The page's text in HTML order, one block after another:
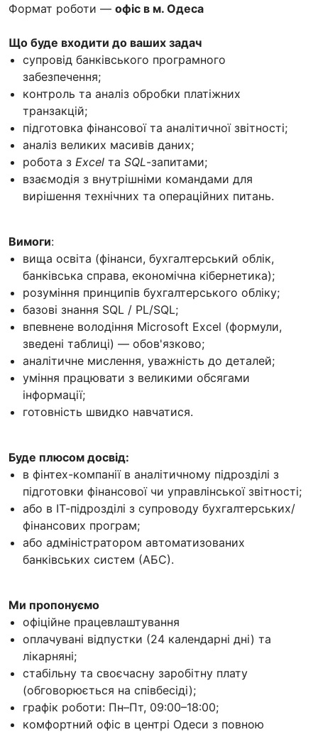
Формат роботи — офіс в м. Одеса
Що буде входити до ваших задач
супровід банківського програмного
забезпечення;
контроль та аналіз обробки платіжних
транзакцій;
підготовка фінансової та аналітичної звітності;
аналіз великих масивів даних;
робота з Excel та SQL-запитами;
взаємодія з внутрішніми командами для
вирішення технічних та операційних питань.
Вимоги:
вища освіта (фінанси, бухгалтерський облік,
банківська справа, економічна кібернетика);
розуміння принципів бухгалтерського обліку;
базові знання SQL / PL/SQL;
впевнене володіння Microsoft Excel (формули,
зведені таблиці) — обов'язково;
аналітичне мислення, уважність до деталей;
уміння працювати з великими обсягами
інформації;
готовність швидко навчатися.
Буде плюсом досвід:
в фінтех-компанії в аналітичному підрозділі з
підготовки фінансової чи управлінської звітності;
або в ІТ-підрозділі з супроводу бухгалтерських/
фінансових програм;
або адміністратором автоматизованих
банківських систем (АБС).
Ми пропонуємо
офіційне працевлаштування
оплачувані відпустки (24 календарні дні) та
лікарняні;
стабільну та своєчасну заробітну плату
(обговорюється на співбесіді);
графік роботи: Пн–Пт, 09:00–18:00;
комфортний офіс в центрі Одеси з повною